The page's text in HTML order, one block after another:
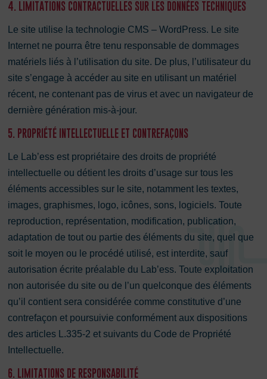
4. LIMITATIONS CONTRACTUELLES SUR LES DONNÉES TECHNIQUES
Le site utilise la technologie CMS – WordPress. Le site
Internet ne pourra être tenu responsable de dommages
matériels liés à l’utilisation du site. De plus, l’utilisateur du
site s’engage à accéder au site en utilisant un matériel
récent, ne contenant pas de virus et avec un navigateur de
dernière génération mis-à-jour.
5. PROPRIÉTÉ INTELLECTUELLE ET CONTREFAÇONS
Le Lab’ess est propriétaire des droits de propriété
intellectuelle ou détient les droits d’usage sur tous les
éléments accessibles sur le site, notamment les textes,
images, graphismes, logo, icônes, sons, logiciels. Toute
reproduction, représentation, modification, publication,
adaptation de tout ou partie des éléments du site, quel que
soit le moyen ou le procédé utilisé, est interdite, sauf
autorisation écrite préalable du Lab’ess. Toute exploitation
non autorisée du site ou de l’un quelconque des éléments
qu’il contient sera considérée comme constitutive d’une
contrefaçon et poursuivie conformément aux dispositions
des articles L.335-2 et suivants du Code de Propriété
Intellectuelle.
6. LIMITATIONS DE RESPONSABILITÉ